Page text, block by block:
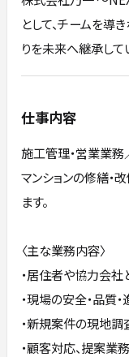
として、チームを導
りを未来へ継承して
仕事内容
施工管理・営業業
マンションの修繕・
ます。
〈主な業務内容〉
・居住者や協力会社
・現場の安全・品質
・新規案件の現地調
・顧客対応、提案業務